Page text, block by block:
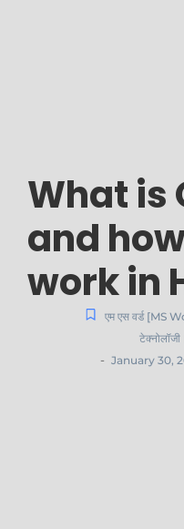
What is
and
work in
एम एस वर्ड [MS
- January 30,